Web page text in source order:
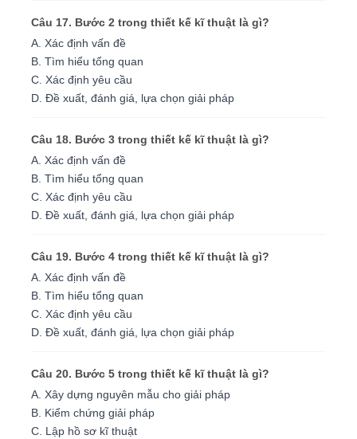
Câu 17. Bước 2 trong thiết kế kĩ thuật là gì?
A. Xác định vấn đề
B. Tìm hiểu tổng quan
C. Xác định yêu cầu
D. Đề xuất, đánh giá, lựa chọn giải pháp
Câu 18. Bước 3 trong thiết kế kĩ thuật là gì?
A. Xác định vấn đề
B. Tìm hiểu tổng quan
C. Xác định yêu cầu
D. Đề xuất, đánh giá, lựa chọn giải pháp
Câu 19. Bước 4 trong thiết kế kĩ thuật là gì?
A. Xác định vấn đề
B. Tìm hiểu tổng quan
C. Xác định yêu cầu
D. Đề xuất, đánh giá, lựa chọn giải pháp
Câu 20. Bước 5 trong thiết kế kĩ thuật là gì?
A. Xây dựng nguyên mẫu cho giải pháp
B. Kiểm chứng giải pháp
C. Lập hồ sơ kĩ thuật